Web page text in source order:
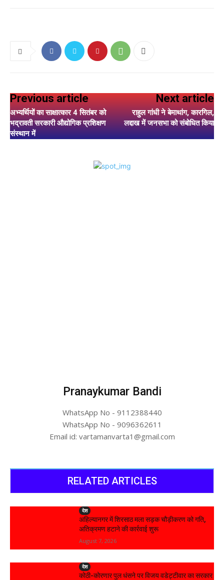
Previous article
अभ्यर्थियों का साक्षात्कार 4 सितंबर को
भद्रावती सरकारी औद्योगिक प्रशिक्षण
संस्थान में
Next article
राहुल गांधी ने बेमाथांग, कारगिल,
लद्दाख में जनसभा को संबोधित किया
Pranaykumar Bandi
WhatsApp No - 9112388440
WhatsApp No - 9096362611
Email id: vartamanvarta1@gmail.com
RELATED ARTICLES
देश
अहिल्यानगर में शिरसाठ मला सड़क चौड़ीकरण को गति,
अतिक्रमण हटाने की कार्रवाई शुरू
August 7, 2026
देश
कोठी-कोरणार पुल धंसने पर विजय वडेट्टीवार का सरकार